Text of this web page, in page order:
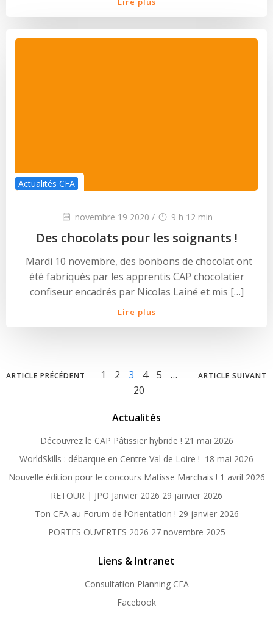
Actualités CFA
novembre 19 2020 / 9 h 12 min
Des chocolats pour les soignants !
Mardi 10 novembre, des bonbons de chocolat ont
été fabriqués par les apprentis CAP chocolatier
confiseur encadrés par Nicolas Lainé et mis […]
Lire plus
Posts
navigation
ARTICLE PRÉCÉDENT
Posts
navigation
Page
1 Page
2 Page
3 Page
4 Page
5 …
Page
20
Posts
ARTICLE SUIVANT
Actualités
Découvrez le CAP Pâtissier hybride ! 21 mai 2026
WorldSkills : débarque en Centre-Val de Loire ! 18 mai 2026
Nouvelle édition pour le concours Matisse Marchais ! 1 avril 2026
RETOUR | JPO Janvier 2026 29 janvier 2026
Ton CFA au Forum de l’Orientation ! 29 janvier 2026
PORTES OUVERTES 2026 27 novembre 2025
Liens & Intranet
Consultation Planning CFA
Facebook